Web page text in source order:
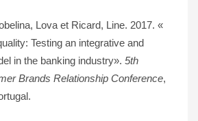
Lova et Ricard, Line. 2017. «
Testing an integrative and
in the banking industry». 5th
Brands Relationship Conference,